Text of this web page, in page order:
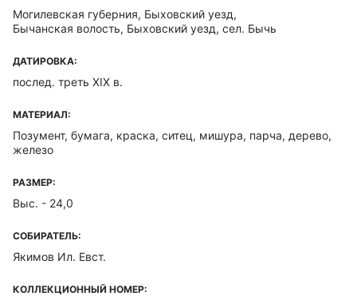
Могилевская губерния, Быховский уезд,
Бычанская волость, Быховский уезд, сел. Бычь
ДАТИРОВКА:
послед. треть XIX в.
МАТЕРИАЛ:
Позумент, бумага, краска, ситец, мишура, парча, дерево,
железо
РАЗМЕР:
Выс. - 24,0
СОБИРАТЕЛЬ:
Якимов Ил. Евст.
КОЛЛЕКЦИОННЫЙ НОМЕР: